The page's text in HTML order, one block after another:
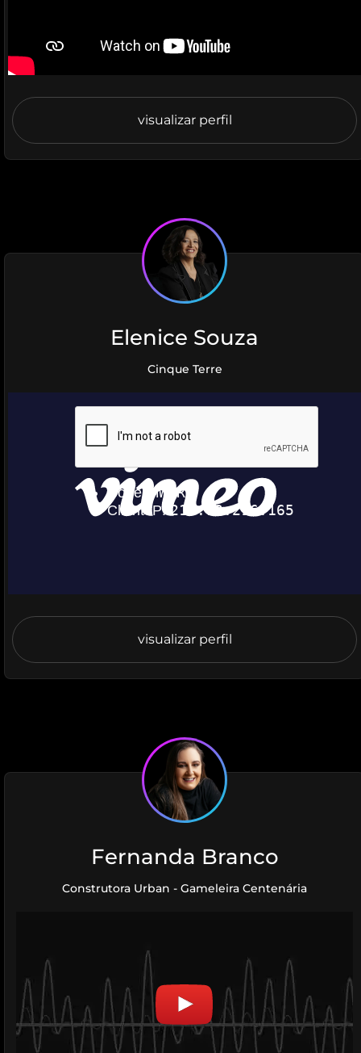
visualizar perfil
Elenice Souza
Cinque Terre
visualizar perfil
Fernanda Branco
Construtora Urban - Gameleira Centenária